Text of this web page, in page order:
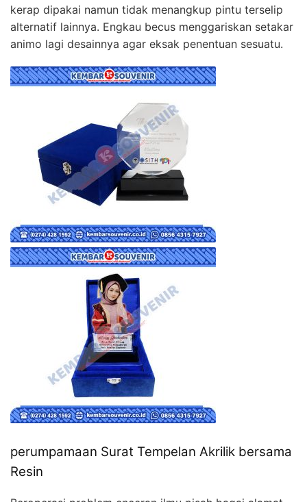
kerap dipakai namun tidak menangkup pintu terselip
alternatif lainnya. Engkau becus menggariskan setakar
animo lagi desainnya agar eksak penentuan sesuatu.
perumpamaan Surat Tempelan Akrilik bersama
Resin